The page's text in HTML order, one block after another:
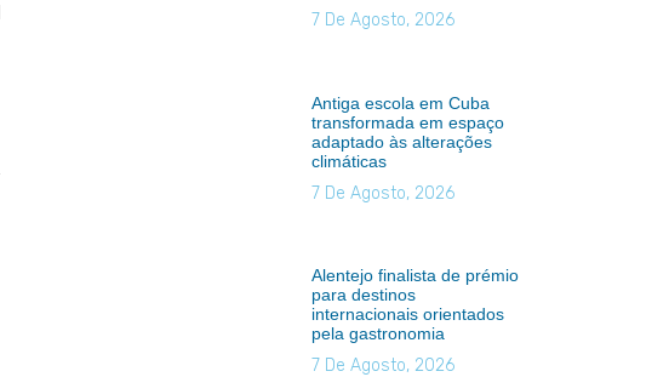
7 De Agosto, 2026
Antiga escola em Cuba
transformada em espaço
adaptado às alterações
climáticas
7 De Agosto, 2026
Alentejo finalista de prémio
para destinos
internacionais orientados
pela gastronomia
7 De Agosto, 2026